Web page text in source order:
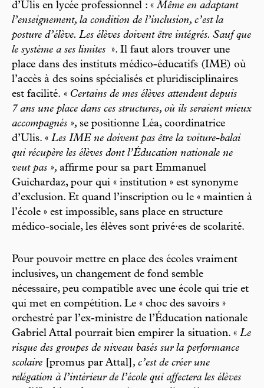
d’Ulis en lycée professionnel : «Même en adaptant
l’enseignement, la condition de l’inclusion, c’est la
posture d’élève. Les élèves doivent être intégrés. Sauf que
le système a ses limites ». Il faut alors trouver une
place dans des instituts médico-éducatifs (IME) où
l’accès à des soins spécialisés et pluridisciplinaires
est facilité. « Certains de mes élèves attendent depuis
7 ans une place dans ces structures, où ils seraient mieux
accompagnés », se positionne Léa, coordinatrice
d’Ulis. « Les IME ne doivent pas être la voiture-balai
qui récupère les élèves dont l’Éducation nationale ne
veut pas », affirme pour sa part Emmanuel
Guichardaz, pour qui « institution » est synonyme
d’exclusion. Et quand l’inscription ou le « maintien à
l’école » est impossible, sans place en structure
médico-sociale, les élèves sont privé·es de scolarité.
Pour pouvoir mettre en place des écoles vraiment
inclusives, un changement de fond semble
nécessaire, peu compatible avec une école qui trie et
qui met en compétition. Le « choc des savoirs »
orchestré par l’ex-ministre de l’Éducation nationale
Gabriel Attal pourrait bien empirer la situation. « Le
risque des groupes de niveau basés sur la performance
scolaire
[promus par Attal] , c’est de créer une
relégation à l’intérieur de l’école qui affectera les élèves